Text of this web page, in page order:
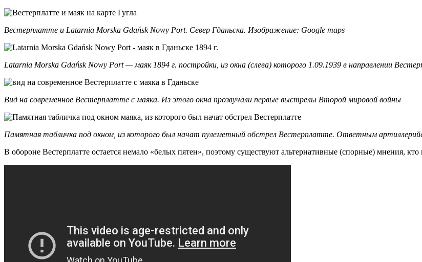
Вестерплатте и Latarnia Morska Gdańsk Nowy Port. Север Гданьска. Изображение: Google maps
Latarnia Morska Gdańsk Nowy Port — маяк 1894 г. постройки, из окна (слева) которого 1.09.1939 в направлении
Вид на современное Вестерплатте с маяка. Из этого окна прозвучали первые выстрелы Второй мировой войны
Памятная табличка под окном, из которого был начат пулеметный обстрел Вестерплатте. Ответным
В обороне Вестерплатте остается немало «белых пятен», поэтому существуют альтернативные (спорные) мнения,